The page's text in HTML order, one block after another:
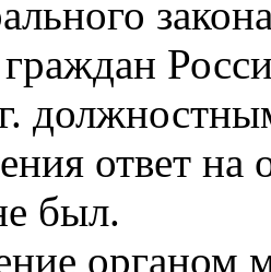
ответ
был.
органом